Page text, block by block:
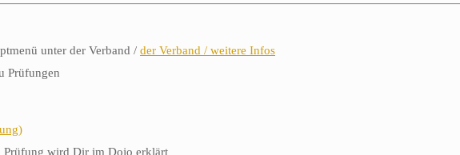
unter der Verband / der Verband / weitere Infos
Prüfungen
Prüfung wird Dir im Dojo erklärt